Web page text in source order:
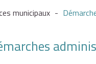
municipaux -